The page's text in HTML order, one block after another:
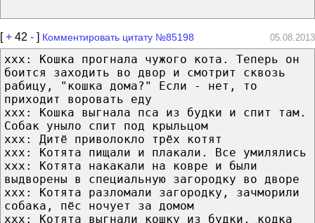
[+ 42 - ] Комментировать цитату №85198 05.08.2013
xxx: Кошка прогнала чужого кота. Теперь он
боится заходить во двор и смотрит сквозь
рабицу, "кошка дома?" Если - нет, то
приходит воровать еду
xxx: Кошка выгнала пса из будки и спит там.
Собак уныло спит под крыльцом
xxx: Дитё приволокло трёх котят
xxx: Котята пищали и плакали. Все умилялись
xxx: Котята накакали на ковре и были
выдворены в специальную загородку во дворе
xxx: Котята разломали загородку, зачморили
собака, пёс ночует за домом
xxx: Котята выгнали кошку из будки, кодка